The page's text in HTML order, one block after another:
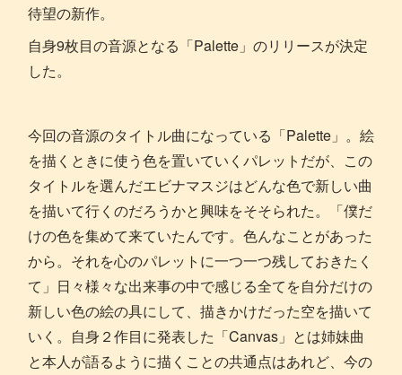
待望の新作。
自身9枚目の音源となる「Palette」のリリースが決定
した。
今回の音源のタイトル曲になっている「Palette」。絵
を描くときに使う色を置いていくパレットだが、この
タイトルを選んだエビナマスジはどんな色で新しい曲
を描いて行くのだろうかと興味をそそられた。「僕だ
けの色を集めて来ていたんです。色んなことがあった
から。それを心のパレットに一つ一つ残しておきたく
て」日々様々な出来事の中で感じる全てを自分だけの
新しい色の絵の具にして、描きかけだった空を描いて
いく。自身２作目に発表した「Canvas」とは姉妹曲
と本人が語るように描くことの共通点はあれど、今の